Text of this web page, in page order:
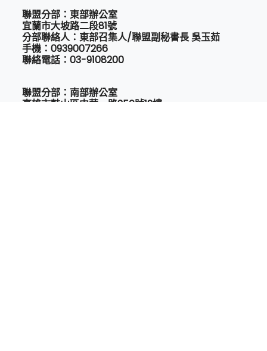
聯盟分部：東部辦公室
宜蘭市大坡路二段81號
分部聯絡人：東部召集人/聯盟副秘書長 吳玉茹
手機：0939007266
聯絡電話：03-9108200
聯盟分部：南部辦公室
高雄市鼓山區中華一路350號12樓